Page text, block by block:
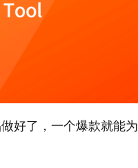
好了，一个爆款就能为